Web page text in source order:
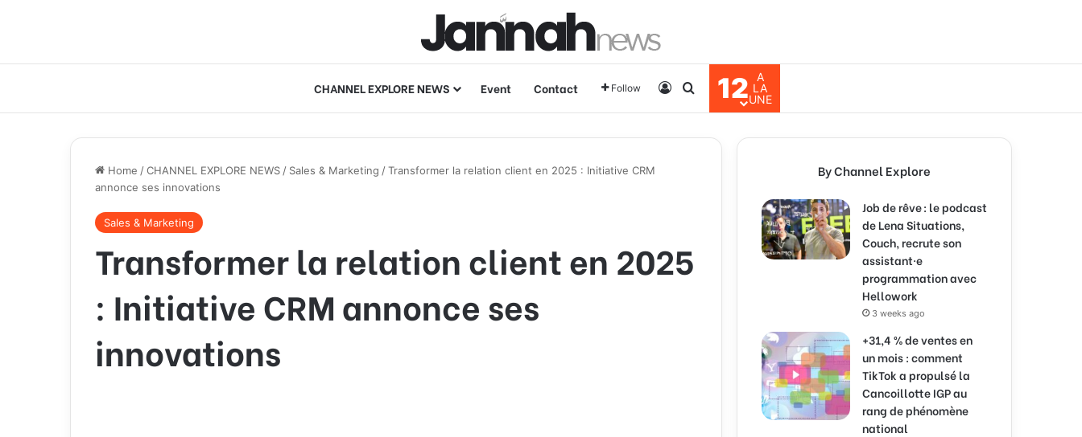
CHANNEL EXPLORE NEWS Event Contact Follow Log InSearch for
12
A
LA
UNE
Home /CHANNEL EXPLORE NEWS / Sales & Marketing /Transformer la relation client en 2025 : Initiative CRM
annonce ses innovations
Sales & Marketing
Transformer la relation client en 2025
: Initiative CRM annonce ses
innovations
By Channel Explore
Job de rêve : le podcast
de Lena Situations,
Couch, recrute son
assistant·e
programmation avec
Hellowork
3 weeks ago
+31,4 % de ventes en
un mois : comment
TikTok a propulsé la
Cancoillotte IGP au
rang de phénomène
national